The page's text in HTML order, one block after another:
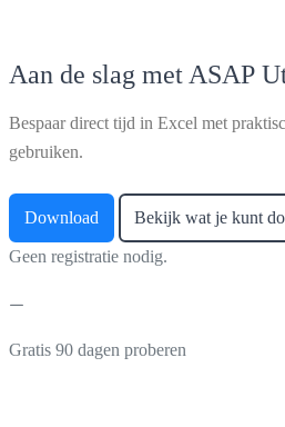
Aan de slag met ASAP
Bespaar direct tijd in Excel met
gebruiken.
Download Bekijk wat je kunt
Geen registratie nodig.
Gratis 90 dagen proberen